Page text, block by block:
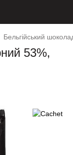
Бельгійський
53%,